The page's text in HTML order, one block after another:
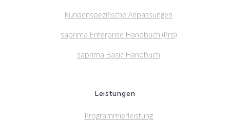
Kundenspezifische Anpassungen
saprima Enterprise Handbuch (Pro)
saprima Basic Handbuch
Leistungen
Programmierleistung